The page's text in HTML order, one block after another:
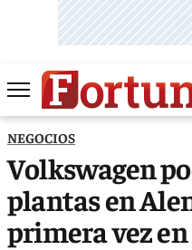
NEGOCIOS
Volkswagen
plantas en
primera vez